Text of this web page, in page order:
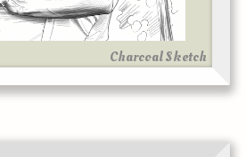
Charcoal Sketch